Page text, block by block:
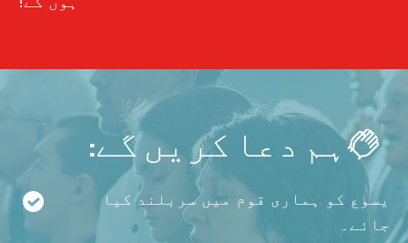
ہم دعا کریں گے:
یسوع کو ہماری قوم میں سربلند کیا
جائے۔